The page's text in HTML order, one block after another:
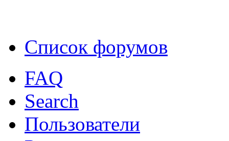
Список форумов
FAQ
Search
Пользователи